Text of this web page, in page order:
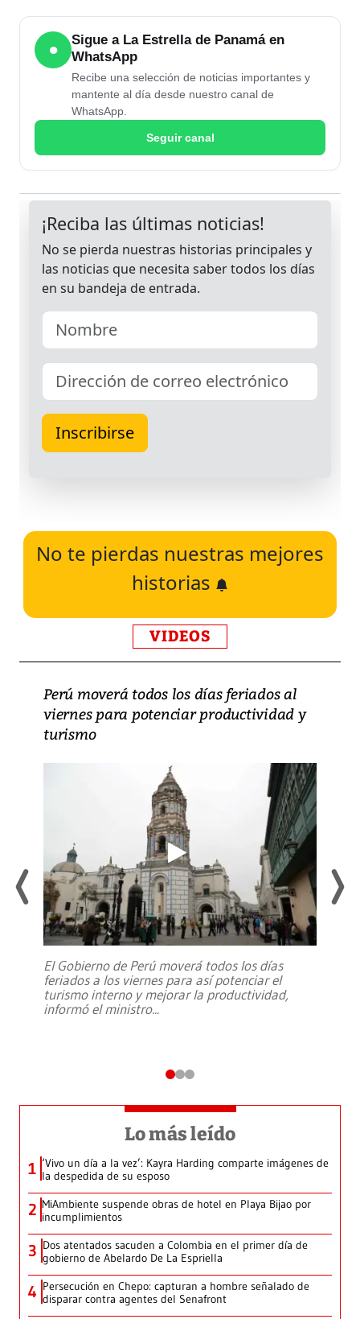
●
Sigue a La Estrella de Panamá en
WhatsApp
Recibe una selección de noticias importantes y
mantente al día desde nuestro canal de
WhatsApp.
Seguir canal
No te pierdas nuestras mejores
historias
VIDEOS
Perú moverá todos los días feriados al
viernes para potenciar productividad y
turismo
El Gobierno de Perú moverá todos los días
feriados a los viernes para así potenciar el
turismo interno y mejorar la productividad,
informó el ministro...
Lo más leído
1 ‘Vivo un día a la vez’: Kayra Harding comparte imágenes de
la despedida de su esposo
2 MiAmbiente suspende obras de hotel en Playa Bijao por
incumplimientos
3 Dos atentados sacuden a Colombia en el primer día de
gobierno de Abelardo De La Espriella
4 Persecución en Chepo: capturan a hombre señalado de
disparar contra agentes del Senafront